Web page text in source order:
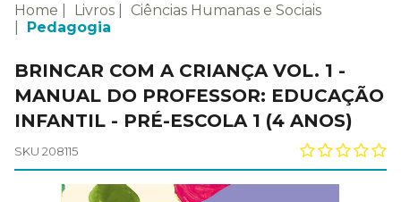
Home Livros
Ciências Humanas e Sociais
Pedagogia
BRINCAR COM A CRIANÇA VOL. 1 -
MANUAL DO PROFESSOR: EDUCAÇÃO
INFANTIL - PRÉ-ESCOLA 1 (4 ANOS)
SKU 208115